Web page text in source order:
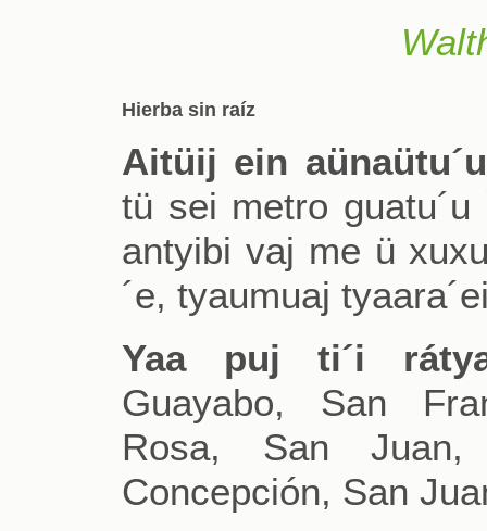
Hierba sin raíz
Aitüij ein
tü sei metro guatu´u
antyibi vaj me ü
´e, tyaumuaj
Yaa puj ti´i
Guayabo, San
Rosa, San
Concepción, San